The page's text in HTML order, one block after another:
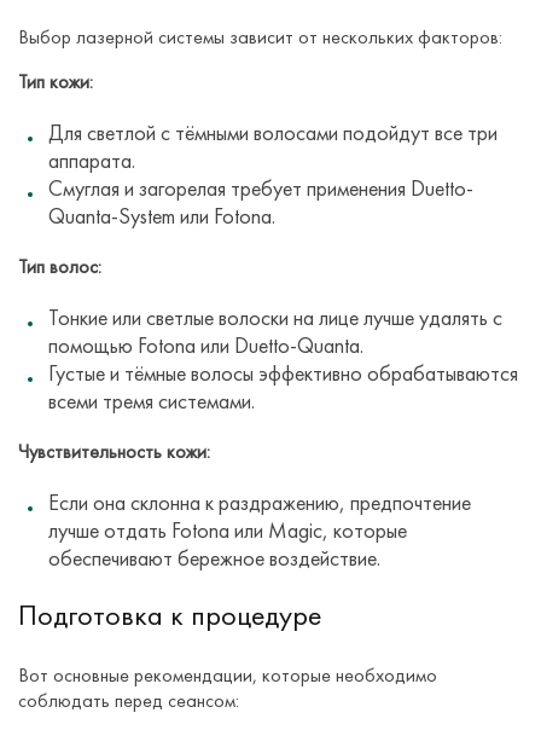
Выбор лазерной системы зависит от нескольких факторов:
Тип кожи:
Для светлой с тёмными волосами подойдут все три
аппарата.
Смуглая и загорелая требует применения Duetto-
Quanta-System или Fotona.
Тип волос:
Тонкие или светлые волоски на лице лучше удалять с
помощью Fotona или Duetto-Quanta.
Густые и тёмные волосы эффективно обрабатываются
всеми тремя системами.
Чувствительность кожи:
Если она склонна к раздражению, предпочтение
лучше отдать Fotona или Magic, которые
обеспечивают бережное воздействие.
Подготовка к процедуре
Вот основные рекомендации, которые необходимо
соблюдать перед сеансом: